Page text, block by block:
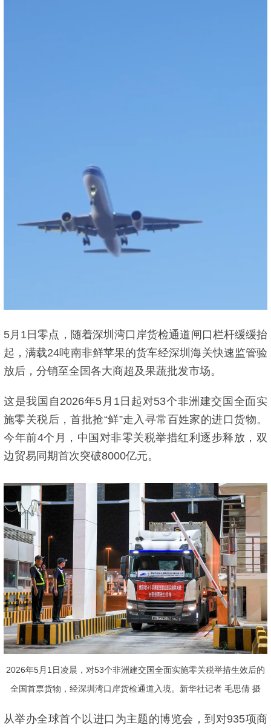
5月1日零点，随着深圳湾口岸货检通道闸口栏杆缓缓抬
起，满载24吨南非鲜苹果的货车经深圳海关快速监管验
放后，分销至全国各大商超及果蔬批发市场。
这是我国自2026年5月1日起对53个非洲建交国全面实
施零关税后，首批抢“鲜”走入寻常百姓家的进口货物。
今年前4个月，中国对非零关税举措红利逐步释放，双
边贸易同期首次突破8000亿元。
2026年5月1日凌晨，对53个非洲建交国全面实施零关税举措生效后的
全国首票货物，经深圳湾口岸货检通道入境。新华社记者 毛思倩 摄
从举办全球首个以进口为主题的博览会，到对935项商